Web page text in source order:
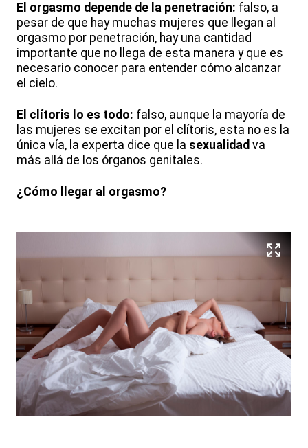
El orgasmo depende de la penetración: falso, a
pesar de que hay muchas mujeres que llegan al
orgasmo por penetración, hay una cantidad
importante que no llega de esta manera y que es
necesario conocer para entender cómo alcanzar
el cielo.
El clítoris lo es todo: falso, aunque la mayoría de
las mujeres se excitan por el clítoris, esta no es la
única vía, la experta dice que la sexualidad va
más allá de los órganos genitales.
¿Cómo llegar al orgasmo?